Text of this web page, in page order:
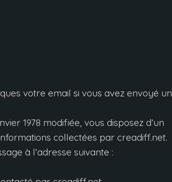
votre email si vous avez envoyé un
1978 modifiée, vous disposez d’un
collectées par creadiff.net.
à l’adresse suivante :